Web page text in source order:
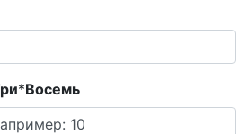
*Boceмь